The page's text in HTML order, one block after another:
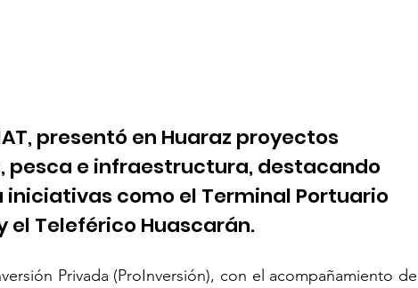
presentó en Huaraz proyectos
pesca e infraestructura, destacando
como el Terminal Portuario
el Teleférico Huascarán.
Privada (ProInversión), con el acompañamiento de